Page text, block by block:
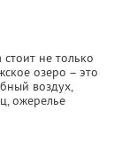
не только
озеро – это
воздух,
ожерелье